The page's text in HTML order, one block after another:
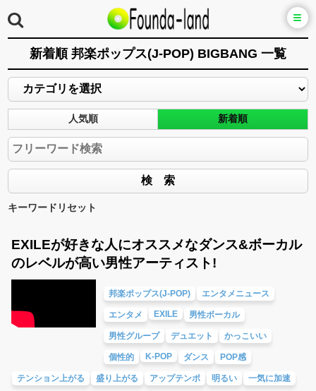
新着順 邦楽ポップス(J-POP) BIGBANG 一覧
人気順 新着順
キーワードリセット
EXILEが好きな人にオススメなダンス&ボーカル
のレベルが高い男性アーティスト!
邦楽ポップス(J-POP) エンタメニュース
エンタメ EXILE 男性ボーカル
男性グループ デュエット かっこいい
個性的 K-POP ダンス POP感
テンション上がる 盛り上がる アップテンポ 明るい 一気に加速